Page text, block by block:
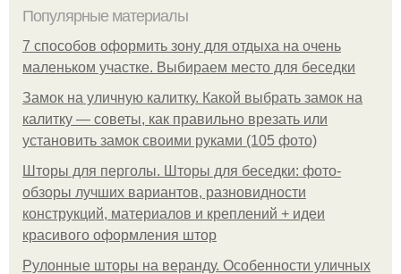
Популярные материалы
7 способов оформить зону для отдыха на очень
маленьком участке. Выбираем место для беседки
Замок на уличную калитку. Какой выбрать замок на
калитку — советы, как правильно врезать или
установить замок своими руками (105 фото)
Шторы для перголы. Шторы для беседки: фото-
обзоры лучших вариантов, разновидности
конструкций, материалов и креплений + идеи
красивого оформления штор
Рулонные шторы на веранду. Особенности уличных